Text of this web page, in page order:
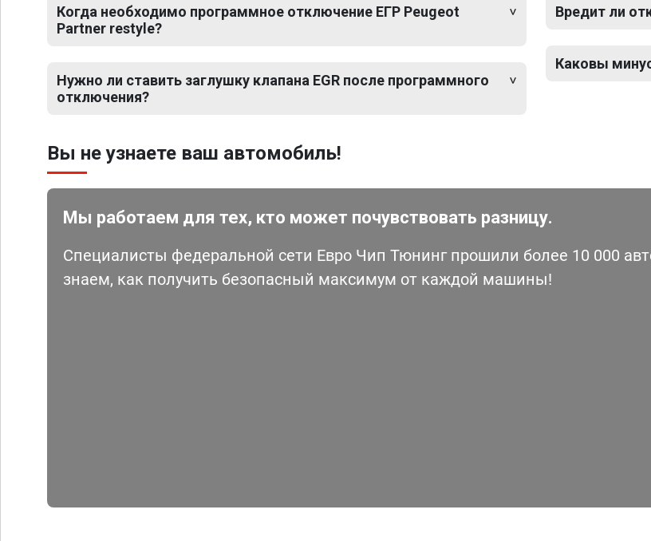
Когда необходимо программное отключение ЕГР Peugeot
Partner restyle?
Нужно ли ставить заглушку клапана EGR после программного
отключения?
Вредит ли
Каковы
Вы не узнаете ваш автомобиль!
Мы работаем для тех, кто может почувствовать разницу.
Специалисты федеральной сети Евро Чип Тюнинг прошили более 10 000
знаем, как получить безопасный максимум от каждой машины!